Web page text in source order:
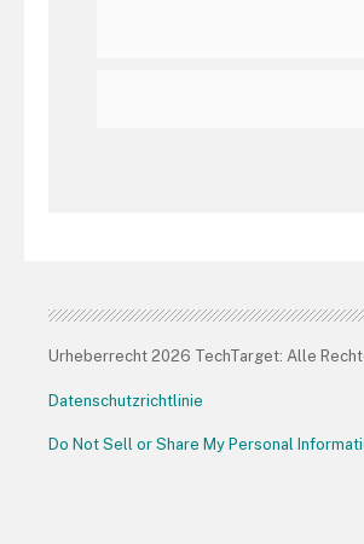
Urheberrecht 2026 TechTarget: Alle
Datenschutzrichtlinie
Do Not Sell or Share My Personal